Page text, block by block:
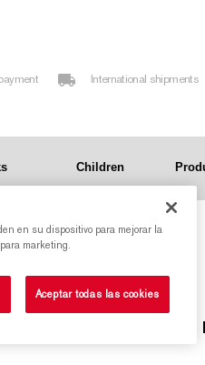
International shipments
Children
GAUDI (CAT)
LUNIVERS
en su dispositivo para mejorar la
marketing.
Aceptar todas las cookies